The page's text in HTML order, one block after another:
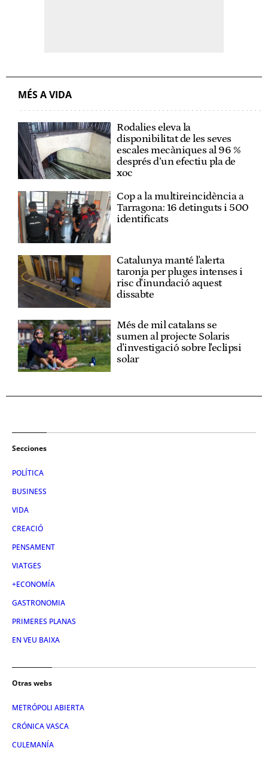
MÉS A VIDA
Rodalies eleva la
disponibilitat de les seves
escales mecàniques al 96 %
després d’un efectiu pla de
xoc
Cop a la multireincidència a
Tarragona: 16 detinguts i 500
identificats
Catalunya manté l'alerta
taronja per pluges intenses i
risc d'inundació aquest
dissabte
Més de mil catalans se
sumen al projecte Solaris
d'investigació sobre l'eclipsi
solar
Secciones
POLÍTICA
BUSINESS
VIDA
CREACIÓ
PENSAMENT
VIATGES
+ECONOMÍA
GASTRONOMIA
PRIMERES PLANAS
EN VEU BAIXA
Otras webs
METRÓPOLI ABIERTA
CRÓNICA VASCA
CULEMANÍA